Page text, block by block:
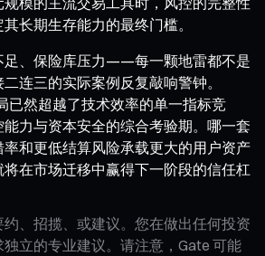
长期生存能力的最终门槛。
足、保险库压力——每一颗地雷都不是
连三的实际案例反复敲响警钟。
已然超越了技术效率的单一指标竞
力与资本安全的综合考验期。哪一套
和更低结算风险承载更大的用户资产
在市场迁移中赢得下一阶段的信任杠
、招揽、或建议。您在做出任何投资
立的专业建议。请注意，Gate 可能